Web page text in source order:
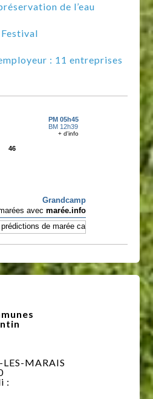
de l’eau
: 11 entreprises
MARAIS
: